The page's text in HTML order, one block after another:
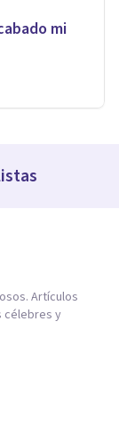
mi
Artículos
célebres y